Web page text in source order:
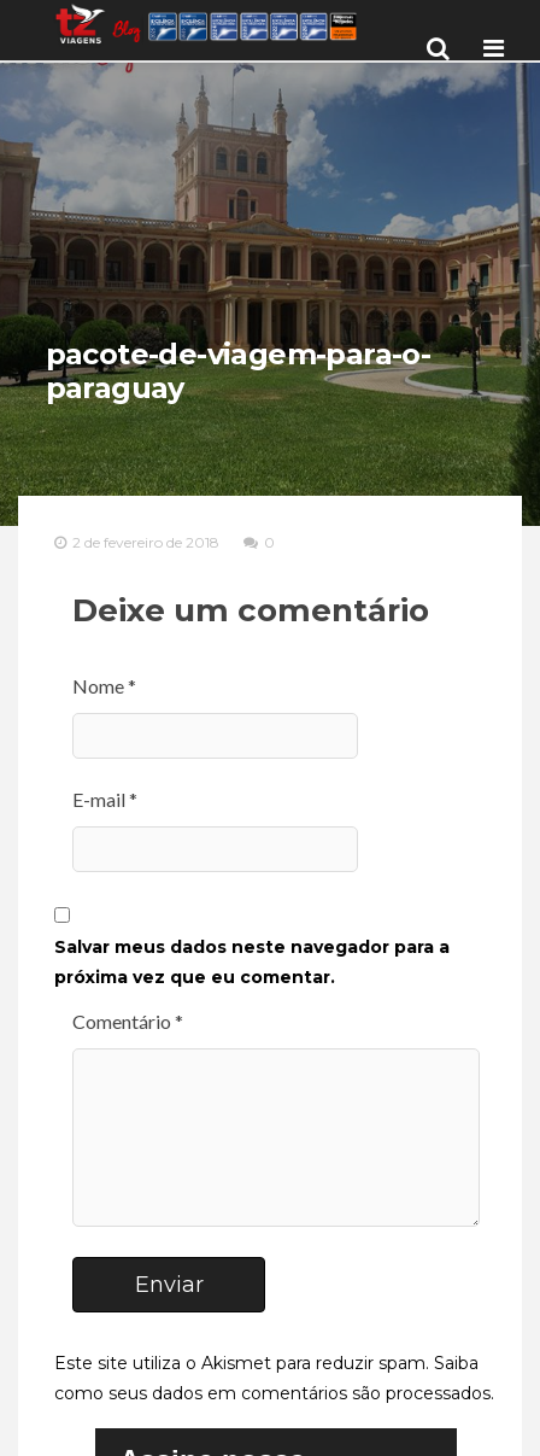
pacote-de-viagem-para-o-
paraguay
2 de fevereiro de 2018 0
Deixe um comentário
Nome *
E-mail *
Salvar meus dados neste navegador para a
próxima vez que eu comentar.
Comentário *
Enviar
Este site utiliza o Akismet para reduzir spam. Saiba
como seus dados em comentários são processados.